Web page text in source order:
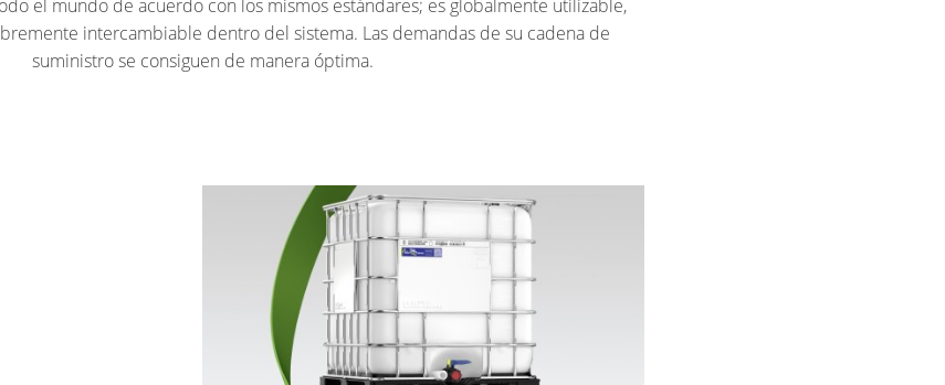
el mundo de acuerdo con los mismos estándares; es globalmente utilizable,
intercambiable dentro del sistema. Las demandas de su cadena de
suministro se consiguen de manera óptima.